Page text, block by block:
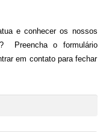
e conhecer os nossos
? Preencha o formulário
em contato para fechar